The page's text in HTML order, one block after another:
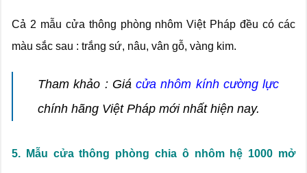
Cả 2 mẫu cửa thông phòng nhôm Việt Pháp đều có các
màu sắc sau : trắng sứ, nâu, vân gỗ, vàng kim.
Tham khảo : Giá cửa nhôm kính cường lực
chính hãng Việt Pháp mới nhất hiện nay.
5. Mẫu cửa thông phòng chia ô nhôm hệ 1000 mở